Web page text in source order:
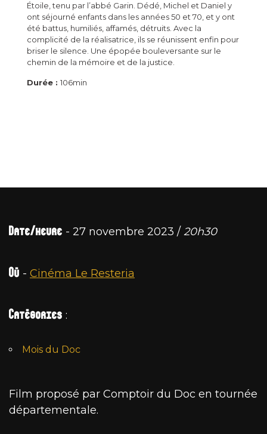
Étoile, tenu par l’abbé Garin. Dédé, Michel et Daniel y
ont séjourné enfants dans les années 50 et 70, et y ont
été battus, humiliés, affamés, détruits. Avec la
complicité de la réalisatrice, ils se réunissent enfin pour
briser le silence. Une épopée bouleversante sur le
chemin de la mémoire et de la justice.
Durée : 106min
Date/heure - 27 novembre 2023 / 20h30
Où - Cinéma Le Resteria
Catégories :
Mois du Doc
Film proposé par Comptoir du Doc en tournée
départementale.